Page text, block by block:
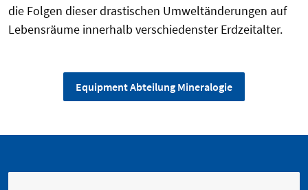
die Folgen dieser drastischen Umweltänderungen auf
Lebensräume innerhalb verschiedenster Erdzeitalter.
Equipment Abteilung Mineralogie